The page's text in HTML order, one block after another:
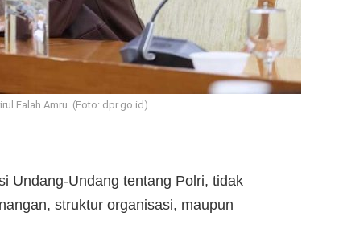
Falah Amru. (Foto: dpr.go.id)
Undang-Undang tentang Polri, tidak
struktur organisasi, maupun